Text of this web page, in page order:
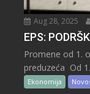
Aug 28, 2025
EPS:
Promene od 1.
preduzeća Od
Ekonomija